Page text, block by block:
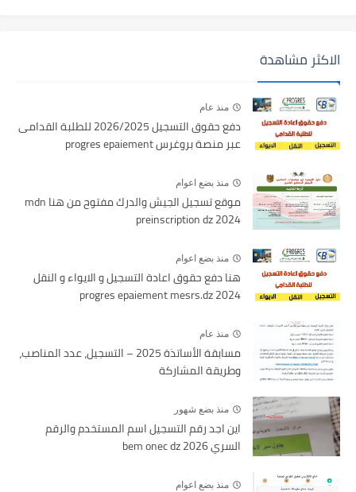
الاكثر مشاهدة
منذ عام
دفع حقوق التسجيل 2026/2025 للطلبة القدامى
عبر منصة بروغرس progres epaiement
منذ بضع اعوام
موقع تسجيل الجيش والدرك مفتوح من هنا mdn
preinscription dz 2024
منذ بضع اعوام
هنا دفع حقوق اعادة التسجيل و الايواء و النقل
2024 progres epaiement mesrs.dz
منذ عام
مسابقة الأساتذة 2025 – التسجيل، عدد المناصب،
وطريقة المشاركة
منذ بضع شهور
اين اجد رقم التسجيل اسم المستخدم والرقم
السري bem onec dz 2026
منذ بضع اعوام